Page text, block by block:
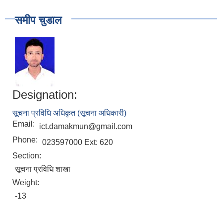
समीप चुडाल
Designation:
सूचना प्रविधि अधिकृत (सूचना अधिकारी)
Email:
ict.damakmun@gmail.com
Phone: 023597000 Ext: 620
Section:
सूचना प्रविधि शाखा
Weight:
-13